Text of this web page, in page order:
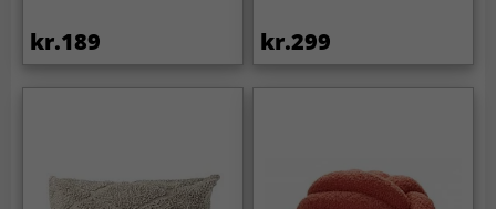
kr.189 kr.299